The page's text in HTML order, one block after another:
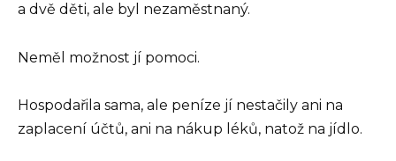
a dvě děti, ale byl nezaměstnaný.
Neměl možnost jí pomoci.
Hospodařila sama, ale peníze jí nestačily ani na
zaplacení účtů, ani na nákup léků, natož na jídlo.